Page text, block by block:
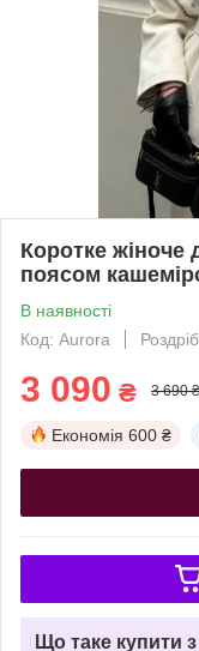
Коротке жіноче
поясом
В наявності
Код: Aurora
Роздріб
3 090 ₴ 3 690 ₴
Економія 600 ₴
Що таке купити